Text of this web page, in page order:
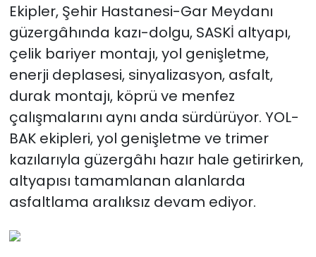
Ekipler, Şehir Hastanesi-Gar Meydanı
güzergâhında kazı-dolgu, SASKİ altyapı,
çelik bariyer montajı, yol genişletme,
enerji deplasesi, sinyalizasyon, asfalt,
durak montajı, köprü ve menfez
çalışmalarını aynı anda sürdürüyor. YOL-
BAK ekipleri, yol genişletme ve trimer
kazılarıyla güzergâhı hazır hale getirirken,
altyapısı tamamlanan alanlarda
asfaltlama aralıksız devam ediyor.